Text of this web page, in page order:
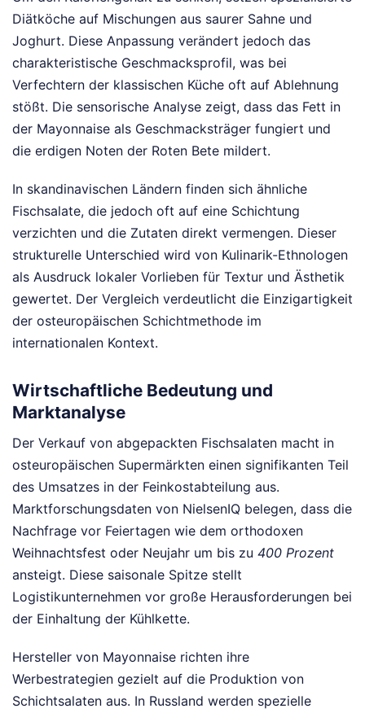
Diätköche auf Mischungen aus saurer Sahne und
Joghurt. Diese Anpassung verändert jedoch das
charakteristische Geschmacksprofil, was bei
Verfechtern der klassischen Küche oft auf Ablehnung
stößt. Die sensorische Analyse zeigt, dass das Fett in
der Mayonnaise als Geschmacksträger fungiert und
die erdigen Noten der Roten Bete mildert.
In skandinavischen Ländern finden sich ähnliche
Fischsalate, die jedoch oft auf eine Schichtung
verzichten und die Zutaten direkt vermengen. Dieser
strukturelle Unterschied wird von Kulinarik-Ethnologen
als Ausdruck lokaler Vorlieben für Textur und Ästhetik
gewertet. Der Vergleich verdeutlicht die Einzigartigkeit
der osteuropäischen Schichtmethode im
internationalen Kontext.
Wirtschaftliche Bedeutung und
Marktanalyse
Der Verkauf von abgepackten Fischsalaten macht in
osteuropäischen Supermärkten einen signifikanten Teil
des Umsatzes in der Feinkostabteilung aus.
Marktforschungsdaten von NielsenIQ belegen, dass die
Nachfrage vor Feiertagen wie dem orthodoxen
Weihnachtsfest oder Neujahr um bis zu 400 Prozent
ansteigt. Diese saisonale Spitze stellt
Logistikunternehmen vor große Herausforderungen bei
der Einhaltung der Kühlkette.
Hersteller von Mayonnaise richten ihre
Werbestrategien gezielt auf die Produktion von
Schichtsalaten aus. In Russland werden spezielle